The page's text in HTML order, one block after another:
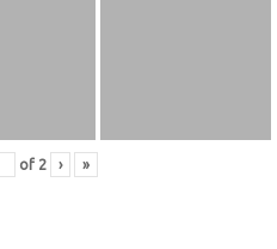
of 2 › »